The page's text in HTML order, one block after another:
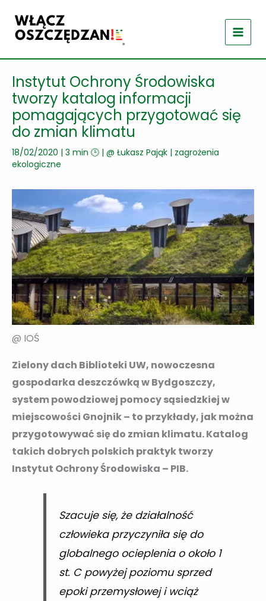
treści
Instytut Ochrony Środowiska
tworzy katalog informacji
pomagających przygotować się
do zmian klimatu
18/02/2020 | 3 min 🕒 | @ Łukasz Pająk | zagrożenia
ekologiczne
@ IOŚ
Zielony dach Biblioteki UW, nowoczesna
gospodarka deszczówką w Bydgoszczy,
system powodziowej pomocy sąsiedzkiej w
miejscowości Gnojnik – to przykłady, jak można
przygotowywać się do zmian klimatu. Katalog
takich dobrych polskich praktyk tworzy
Instytut Ochrony Środowiska – PIB.
Szacuje się, że działalność
człowieka przyczyniła się do
globalnego ocieplenia o około 1
st. C powyżej poziomu sprzed
epoki przemysłowej i wciąż